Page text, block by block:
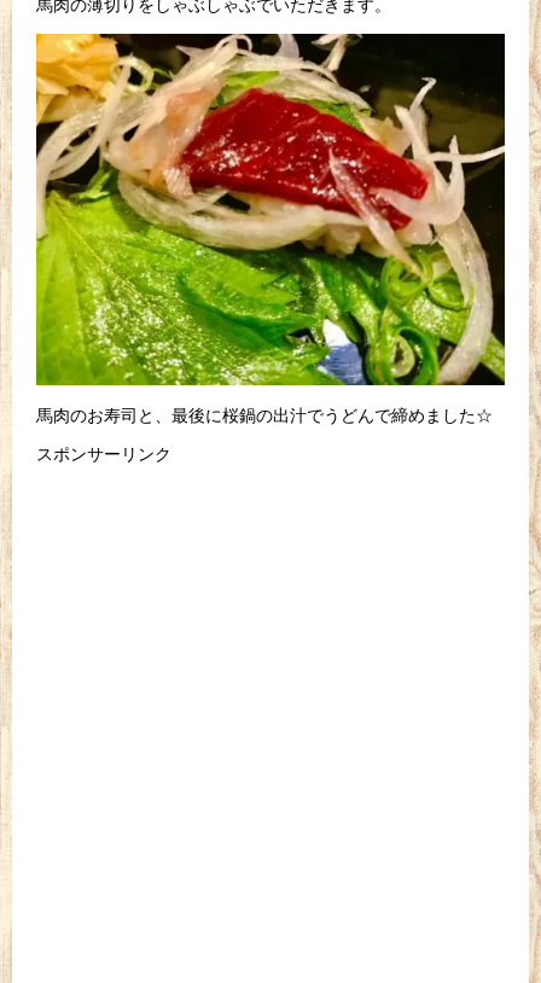
馬肉の薄切りをしゃぶしゃぶでいただきます。
馬肉のお寿司と、最後に桜鍋の出汁でうどんで締めました☆
スポンサーリンク